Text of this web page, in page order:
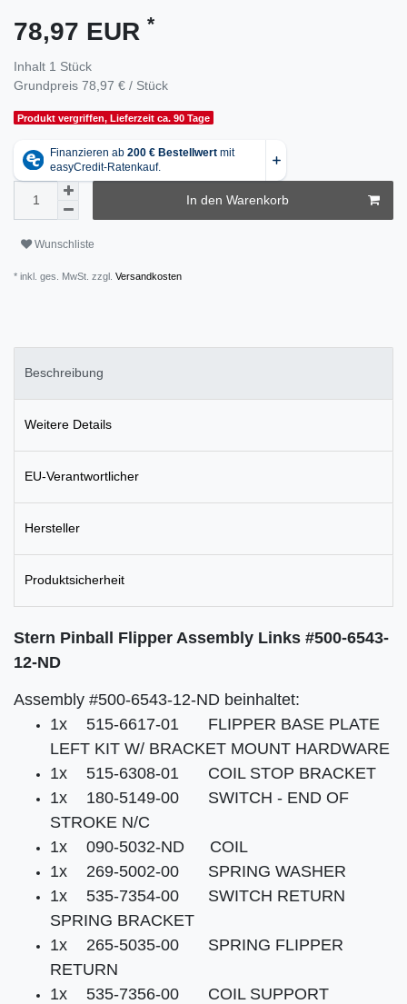
78,97 EUR *
Inhalt 1 Stück
Grundpreis 78,97 € / Stück
Produkt vergriffen, Lieferzeit ca. 90 Tage
In den Warenkorb
Wunschliste
* inkl. ges. MwSt. zzgl. Versandkosten
Beschreibung
Weitere Details
EU-Verantwortlicher
Hersteller
Produktsicherheit
Stern Pinball Flipper Assembly Links #500-6543-
12-ND
Assembly #500-6543-12-ND beinhaltet:
1x
515-6617-01
FLIPPER BASE PLATE
LEFT KIT W/ BRACKET MOUNT HARDWARE
1x
515-6308-01
COIL STOP BRACKET
1x
180-5149-00
SWITCH - END OF
STROKE N/C
1x
090-5032-ND
COIL
1x
269-5002-00
SPRING WASHER
1x
535-7354-00
SWITCH RETURN
SPRING BRACKET
1x
265-5035-00
SPRING FLIPPER
RETURN
1x
535-7356-00
COIL SUPPORT